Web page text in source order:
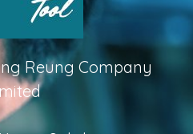
Reung Company